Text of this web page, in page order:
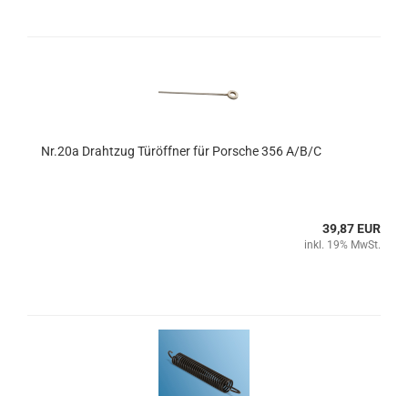
Nr.20a Drahtzug Türöffner für Porsche 356 A/B/C
39,87 EUR
inkl. 19% MwSt.